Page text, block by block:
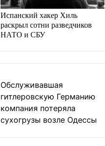
Испанский хакер Хиль
раскрыл сотни разведчиков
НАТО и СБУ
Обслуживавшая
гитлеровскую Германию
компания потеряла
сухогрузы возле Одессы